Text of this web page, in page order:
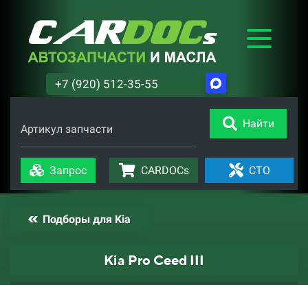
+7 (920) 512-35-55
Артикул запчасти Найти
Запрос CARDOCs СТО
Подборы для Kia
Kia Pro Ceed III